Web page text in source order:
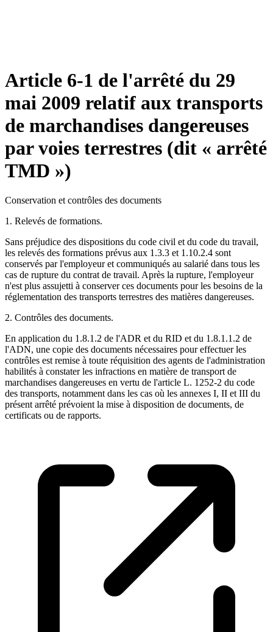
Article 6-1 de l'arrêté du 29
mai 2009 relatif aux transports
de marchandises dangereuses
par voies terrestres (dit « arrêté
TMD »)
Conservation et contrôles des documents
1. Relevés de formations.
Sans préjudice des dispositions du code civil et du code du travail,
les relevés des formations prévus aux 1.3.3 et 1.10.2.4 sont
conservés par l'employeur et communiqués au salarié dans tous les
cas de rupture du contrat de travail. Après la rupture, l'employeur
n'est plus assujetti à conserver ces documents pour les besoins de la
réglementation des transports terrestres des matières dangereuses.
2. Contrôles des documents.
En application du 1.8.1.2 de l'ADR et du RID et du 1.8.1.1.2 de
l'ADN, une copie des documents nécessaires pour effectuer les
contrôles est remise à toute réquisition des agents de l'administration
habilités à constater les infractions en matière de transport de
marchandises dangereuses en vertu de l'article L. 1252-2 du code
des transports, notamment dans les cas où les annexes I, II et III du
présent arrêté prévoient la mise à disposition de documents, de
certificats ou de rapports.